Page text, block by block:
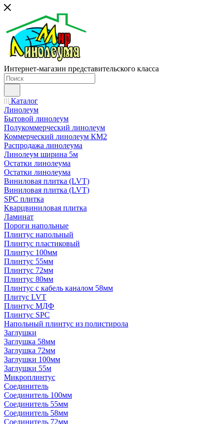
Интернет-магазин представительского класса
Каталог
Линолеум
Бытовой линолеум
Полукоммерческий линолеум
Коммерческий линолеум КМ2
Распродажа линолеума
Линолеум ширина 5м
Остатки линолеума
Остатки линолеума
Виниловая плитка (LVT)
Виниловая плитка (LVT)
SPC плитка
Кварцвиниловая плитка
Ламинат
Пороги напольные
Плинтус напольный
Плинтус пластиковый
Плинтус 100мм
Плинтус 55мм
Плинтус 72мм
Плинтус 80мм
Плинтус с кабель каналом 58мм
Плитус LVT
Плинтус МДФ
Плинтус SPC
Напольный плинтус из полистирола
Заглушки
Заглушка 58мм
Заглушка 72мм
Заглушки 100мм
Заглушки 55м
Микроплинтус
Соединитель
Соединитель 100мм
Соединитель 55мм
Соединитель 58мм
Соединитель 72мм